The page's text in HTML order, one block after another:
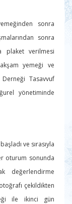
sonra
sonra
plaket verilmesi
yemeği ve
Tasavvuf
yönetiminde
ve sırasıyla
oturum sonunda
değerlendirme
çekildikten
ile ikinci gün